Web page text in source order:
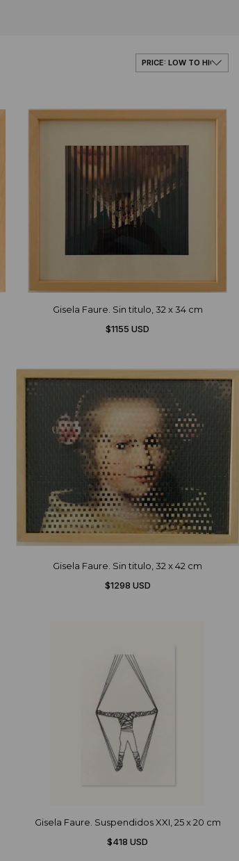
Gisela Faure. Sin titulo, 32 x 34 cm
$1155 USD
Gisela Faure. Sin titulo, 32 x 42 cm
$1298 USD
Gisela Faure. Suspendidos XXI, 25 x 20 cm
$418 USD